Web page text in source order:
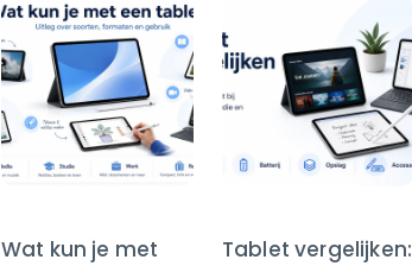
Wat kun je met
Tablet vergelijken: